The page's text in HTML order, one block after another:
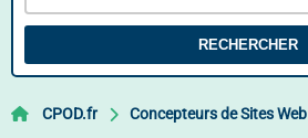
RECHERCHER
CPOD.fr Concepteurs de Sites Web